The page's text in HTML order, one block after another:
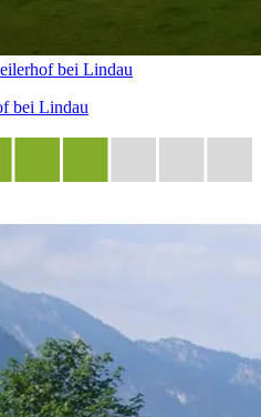
bei Lindau
bei Lindau